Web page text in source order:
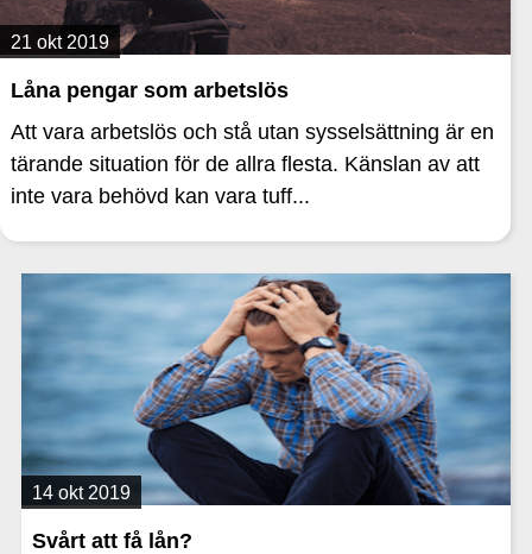
21 okt 2019
Låna pengar som arbetslös
Att vara arbetslös och stå utan sysselsättning är en
tärande situation för de allra flesta. Känslan av att
inte vara behövd kan vara tuff...
14 okt 2019
Svårt att få lån?